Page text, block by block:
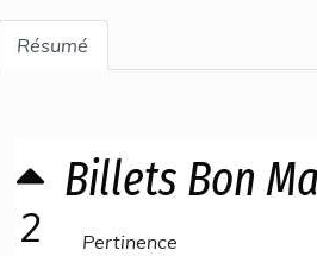
Résumé
2
Billets Bon
Pertinence